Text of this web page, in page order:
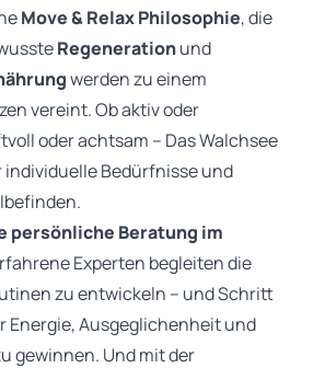
Move & Relax Philosophie, die
Regenerationund
werden zu einem
vereint. Ob aktiv oder
oder achtsam – Das Walchsee
individuelle Bedürfnisse und
persönliche Beratung im
Experten begleiten die
zu entwickeln – und Schritt
Energie, Ausgeglichenheit und
gewinnen. Und mit der